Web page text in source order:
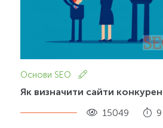
Основи SEO
Як визначити сайти
15049 9